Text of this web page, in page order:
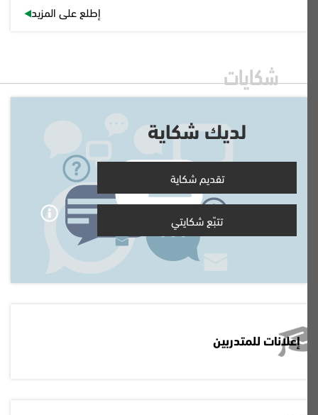
إطلع على المزيد
شكايات
لديك شكاية
تقديم شكاية
تتبّع شكايتي
إعلانات للمتدربين